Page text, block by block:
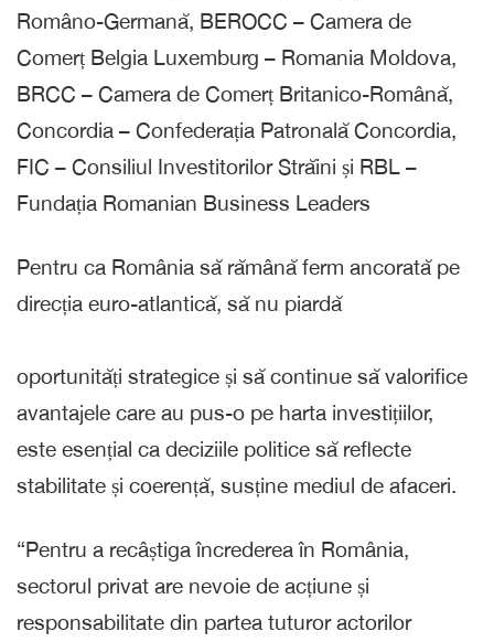
Româno-Germană, BEROCC – Camera de
Comerț Belgia Luxemburg – Romania Moldova,
BRCC – Camera de Comerț Britanico-Română,
Concordia – Confederația Patronală Concordia,
FIC – Consiliul Investitorilor Străini și RBL –
Fundația Romanian Business Leaders
Pentru ca România să rămână ferm ancorată pe
direcția euro-atlantică, să nu piardă
oportunități strategice și să continue să valorifice
avantajele care au pus-o pe harta investițiilor,
este esențial ca deciziile politice să reflecte
stabilitate și coerență, susține mediul de afaceri.
“Pentru a recâștiga încrederea în România,
sectorul privat are nevoie de acțiune și
responsabilitate din partea tuturor actorilor